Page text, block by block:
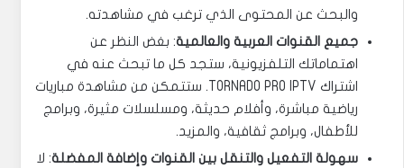
والبحث عن المحتوى الذي ترغب في مشاهدته.
جميع القنوات العربية والعالمية: بغض النظر عن
اهتماماتك التلفزيونية، ستجد كل ما تبحث عنه في
اشتراك TORNADO PRO IPTV. ستتمكن من مشاهدة مباريات
رياضية مباشرة، وأفلام حديثة، ومسلسلات مثيرة، وبرامج
للأطفال، وبرامج ثقافية، والمزيد.
سهولة التفعيل والتنقل بين القنوات وإضافة المفضلة: لا